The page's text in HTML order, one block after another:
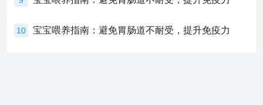
10 宝宝喂养指南：避免胃肠道不耐受，提升免疫力